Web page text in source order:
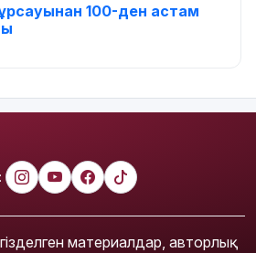
100-ден астам
материалдар, авторлық